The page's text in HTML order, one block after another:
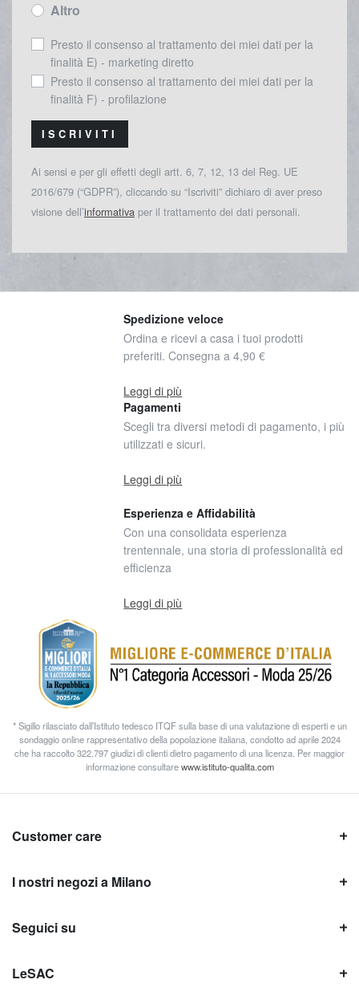
Altro
Presto il consenso al trattamento dei miei dati per la
finalità E) - marketing diretto
Presto il consenso al trattamento dei miei dati per la
finalità F) - profilazione
ISCRIVITI
Ai sensi e per gli effetti degli artt. 6, 7, 12, 13 del Reg. UE
2016/679 (“GDPR”), cliccando su “Iscriviti” dichiaro di aver preso
visione dell’informativa per il trattamento dei dati personali.
Spedizione veloce
Ordina e ricevi a casa i tuoi prodotti
preferiti. Consegna a 4,90 €
Leggi di più
Pagamenti
Scegli tra diversi metodi di pagamento, i più
utilizzati e sicuri.
Leggi di più
Esperienza e Affidabilità
Con una consolidata esperienza
trentennale, una storia di professionalità ed
efficienza
Leggi di più
* Sigillo rilasciato dall’Istituto tedesco ITQF sulla base di una valutazione di esperti e un
sondaggio online rappresentativo della popolazione italiana, condotto ad aprile 2024
che ha raccolto 322.797 giudizi di clienti dietro pagamento di una licenza. Per maggior
informazione consultarewww.istituto-qualita.com
Customer care
I nostri negozi a Milano
Seguici su
LeSAC